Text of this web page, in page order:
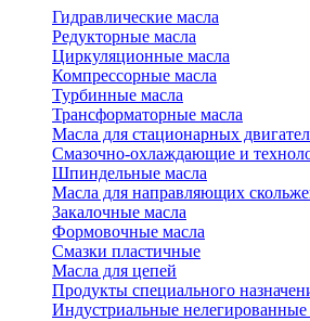
Гидравлические масла
Редукторные масла
Циркуляционные масла
Компрессорные масла
Турбинные масла
Трансформаторные масла
Масла для стационарных
Смазочно-охлаждающие и
Шпиндельные масла
Масла для направляющих
Закалочные масла
Формовочные масла
Смазки пластичные
Масла для цепей
Продукты специального
Индустриальные нелегированные